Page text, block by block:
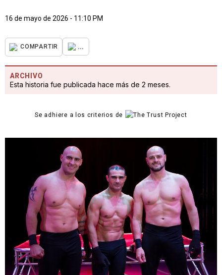
16 de mayo de 2026 - 11:10 PM
COMPARTIR ...
ARCHIVO
Esta historia fue publicada hace más de 2 meses.
Se adhiere a los criterios de